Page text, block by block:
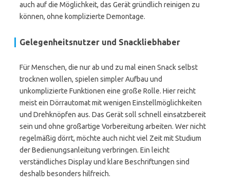
auch auf die Möglichkeit, das Gerät gründlich reinigen zu
können, ohne komplizierte Demontage.
Gelegenheitsnutzer und Snackliebhaber
Für Menschen, die nur ab und zu mal einen Snack selbst
trocknen wollen, spielen simpler Aufbau und
unkomplizierte Funktionen eine große Rolle. Hier reicht
meist ein Dörrautomat mit wenigen Einstellmöglichkeiten
und Drehknöpfen aus. Das Gerät soll schnell einsatzbereit
sein und ohne großartige Vorbereitung arbeiten. Wer nicht
regelmäßig dörrt, möchte auch nicht viel Zeit mit Studium
der Bedienungsanleitung verbringen. Ein leicht
verständliches Display und klare Beschriftungen sind
deshalb besonders hilfreich.